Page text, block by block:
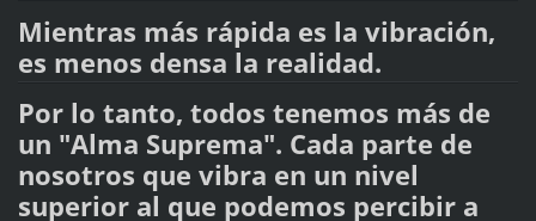
Mientras más rápida es la vibración,
es menos densa la realidad.
Por lo tanto, todos tenemos más de
un "Alma Suprema". Cada parte de
nosotros que vibra en un nivel
superior al que podemos percibir a